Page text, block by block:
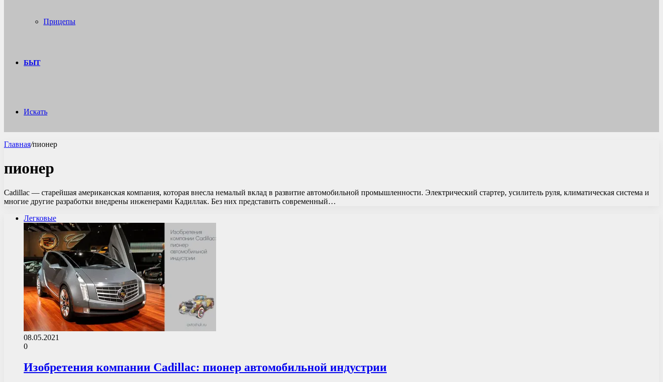
Прицепы
БЫТ
Искать
Главная/пионер
пионер
Cadillac — старейшая американская компания, которая внесла немалый вклад в развитие автомобильной промышленности. Электрический стартер, усилитель руля, климатическая система и
многие другие разработки внедрены инженерами Кадиллак. Без них представить современный…
Легковые
08.05.2021
0
Изобретения компании Cadillac: пионер автомобильной индустрии